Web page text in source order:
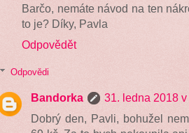
Barčo, nemáte návod na ten
to je? Díky, Pavla
Odpovědět
Odpovědi
Bandorka
31. ledna 2018
Dobrý den, Pavli, bohužel